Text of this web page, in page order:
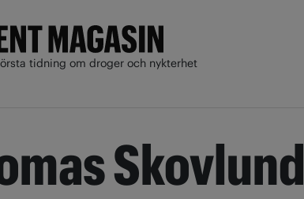
tidning om droger och nykterhet
Skovlund